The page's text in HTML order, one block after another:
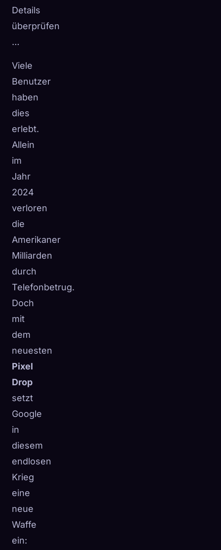
Details
überprüfen
…
Viele
Benutzer
haben
dies
erlebt.
Allein
im
Jahr
2024
verloren
die
Amerikaner
Milliarden
durch
Telefonbetrug.
Doch
mit
dem
neuesten
Pixel
Drop
setzt
Google
in
diesem
endlosen
Krieg
eine
neue
Waffe
ein: